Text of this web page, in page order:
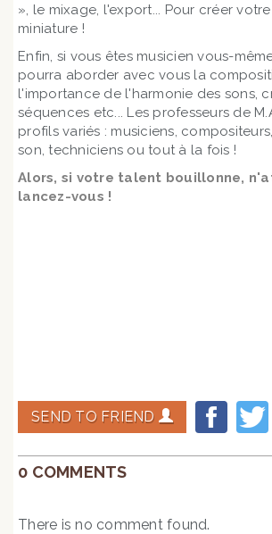
», le mixage, l'export... Pour créer
miniature !
Enfin, si vous êtes musicien vous-
pourra aborder avec vous la
l'importance de l'harmonie des sons,
séquences etc... Les professeurs de
profils variés : musiciens,
son, techniciens ou tout à la fois !
Alors, si votre talent bouillonne,
lancez-vous !
SEND TO FRIEND
0 COMMENTS
There is no comment found.